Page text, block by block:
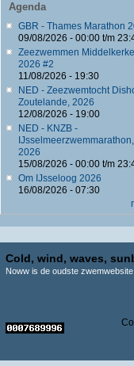
Agenda
GBR - Thames Marathon
09/08/2026 - 00:00t/m
Zeezwemmen Middelkerke
2026 #2
11/08/2026 - 19:30
NED - Zeezwemtocht
Zoutelande, 2026
12/08/2026 - 19:00
NED - KNZB -
IJsselmeerzwemmarathon,
2026
15/08/2026 - 00:00t/m
Om IJsseloog 2026
16/08/2026 - 07:30
Cold, wind, waves,
Noww is de oudste